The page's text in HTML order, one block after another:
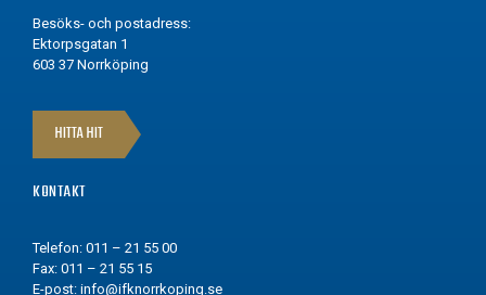
Besöks- och postadress:
Ektorpsgatan 1
603 37 Norrköping
HITTA HIT
KONTAKT
Telefon: 011 – 21 55 00
Fax: 011 – 21 55 15
E-post: info@ifknorrkoping.se